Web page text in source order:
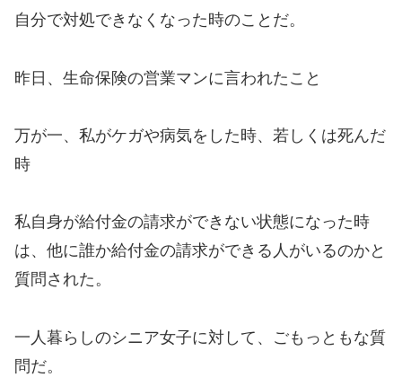
自分で対処できなくなった時のことだ。
昨日、生命保険の営業マンに言われたこと
万が一、私がケガや病気をした時、若しくは死んだ
時
私自身が給付金の請求ができない状態になった時
は、他に誰か給付金の請求ができる人がいるのかと
質問された。
一人暮らしのシニア女子に対して、ごもっともな質
問だ。